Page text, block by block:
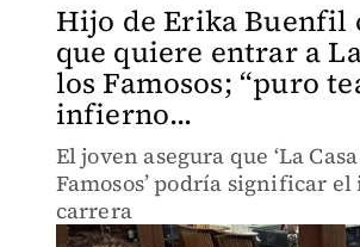
Hijo de Erika Buenfil
que quiere entrar a
los Famosos; “puro
infierno...
El joven asegura que ‘La
Famosos’ podría significar
carrera